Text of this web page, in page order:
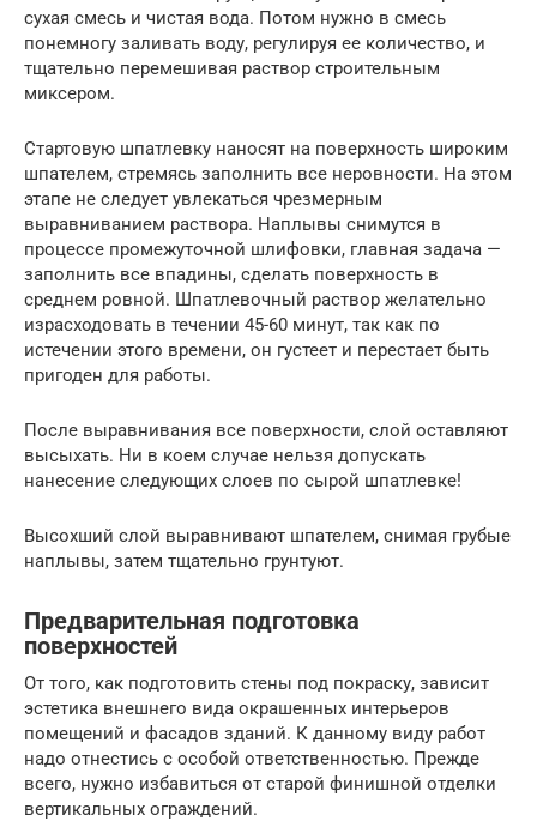
сухая смесь и чистая вода. Потом нужно в смесь
понемногу заливать воду, регулируя ее количество, и
тщательно перемешивая раствор строительным
миксером.
Стартовую шпатлевку наносят на поверхность широким
шпателем, стремясь заполнить все неровности. На этом
этапе не следует увлекаться чрезмерным
выравниванием раствора. Наплывы снимутся в
процессе промежуточной шлифовки, главная задача —
заполнить все впадины, сделать поверхность в
среднем ровной. Шпатлевочный раствор желательно
израсходовать в течении 45-60 минут, так как по
истечении этого времени, он густеет и перестает быть
пригоден для работы.
После выравнивания все поверхности, слой оставляют
высыхать. Ни в коем случае нельзя допускать
нанесение следующих слоев по сырой шпатлевке!
Высохший слой выравнивают шпателем, снимая грубые
наплывы, затем тщательно грунтуют.
Предварительная подготовка
поверхностей
От того, как подготовить стены под покраску, зависит
эстетика внешнего вида окрашенных интерьеров
помещений и фасадов зданий. К данному виду работ
надо отнестись с особой ответственностью. Прежде
всего, нужно избавиться от старой финишной отделки
вертикальных ограждений.